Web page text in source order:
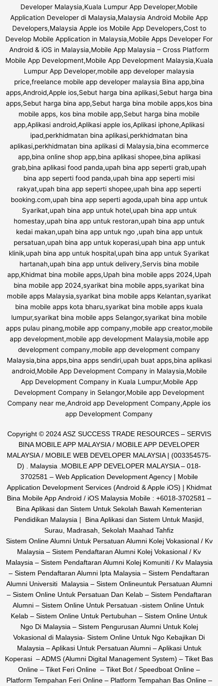
Copyright © 2024 ASZ SUCCESS TRADE RESOURCES – SERVIS
BINA MOBILE APP MALAYSIA / MOBILE APP DEVELOPER
MALAYSIA / MOBILE WEB DEVELOPER MALAYSIA | (003354575-
D) . Malaysia .MOBILE APP DEVELOPER MALAYSIA – 018-
3702581 – Web Application Development Agency | Mobile
Application Development Services (Android & Apple iOS) | Khidmat
Bina Mobile App Android / iOS Malaysia Mobile : +6018-3702581 –
Bina Aplikasi dan Sistem Untuk Sekolah Bawah Kementerian
Pendidikan Malaysia | Bina Aplikasi dan Sistem Untuk Masjid,
Surau, Madrasah, Sekolah Maahad Tahfiz
Sistem Online Alumni Untuk Persatuan Alumni Kolej Vokasional / Kv
Malaysia – Sistem Pendaftaran Alumni Kolej Vokasional / Kv
Malaysia – Sistem Pendaftaran Alumni Kolej Komuniti / Kv Malaysia
– Sistem Pendaftaran Alumni Ipta Malaysia – Sistem Pendaftaran
Alumni Universiti Malaysia – Sistem Onlineuntuk Persatuan Alumni
– Sistem Online Untuk Persatuan Dan Kelab – Sistem Pendaftaran
Alumni – Sistem Online Untuk Persatuan -sistem Online Untuk
Kelab – Sistem Online Untuk Pertubuhan – Sistem Online Untuk
Ngo Di Malaysia – Sistem Pengurusan Alumni Untuk Kolej
Vokasional di Malaysia- Sistem Online Untuk Ngo Kebajikan Di
Malaysia – Aplikasi Untuk Persatuan Alumni – Aplikasi Untuk
Koperasi – ADMS (Alumni Digital Management System) – Tiket Bas
Online – Tiket Feri Online – Tiket Bot / Speedboat Online –
Platform Tempahan Feri Online – Platform Tempahan Bas Online –